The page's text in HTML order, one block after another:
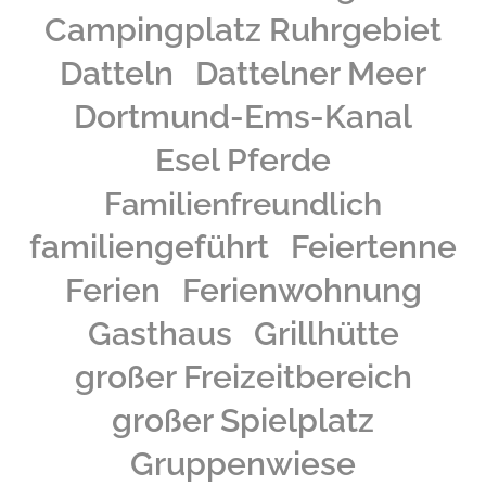
Campingplatz Ruhrgebiet
Datteln
Dattelner Meer
Dortmund-Ems-Kanal
Esel Pferde
Familienfreundlich
familiengeführt
Feiertenne
Ferien
Ferienwohnung
Gasthaus
Grillhütte
großer Freizeitbereich
großer Spielplatz
Gruppenwiese